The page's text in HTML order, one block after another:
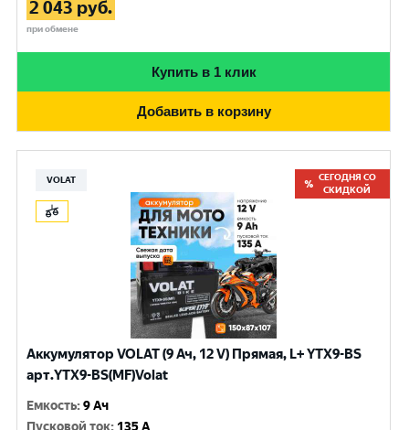
2 043 руб.
при обмене
Купить в 1 клик
Добавить в корзину
VOLAT
СЕГОДНЯ СО
СКИДКОЙ
Аккумулятор VOLAT (9 Ач, 12 V) Прямая, L+ YTX9-BS
арт.YTX9-BS(MF)Volat
Емкость:9 Ач
Пусковой ток: 135 A